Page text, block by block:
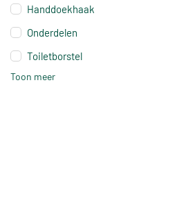
Handdoekhaak
Onderdelen
Toiletborstel
Toon meer